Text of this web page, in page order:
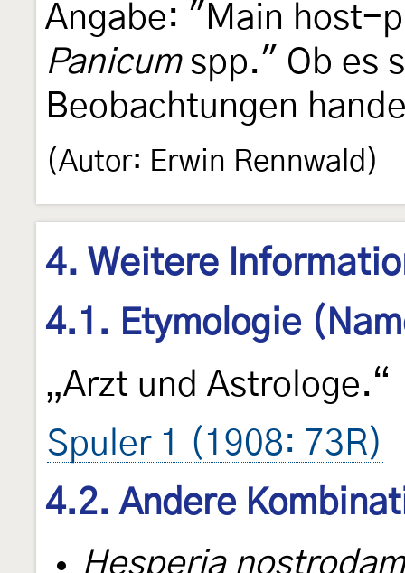
Angabe: "Main host-
Panicumspp." Ob es
Beobachtungen
(Autor: Erwin Rennwald)
4. Weitere
4.1. Etymologie
„Arzt und Astrologe.“
Spuler 1 (1908: 73R)
4.2. Andere
Hesperia